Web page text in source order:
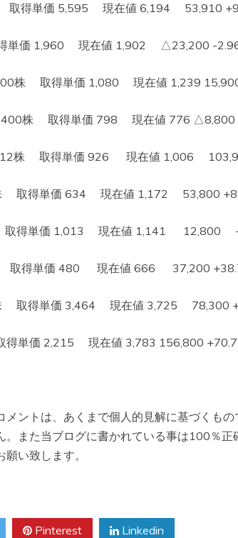
取得単価 5,595 現在値 6,194 53,910
得単価 1,960 現在値 1,902 △23,200 -
100株 取得単価 1,080 現在値 1,239
400株 取得単価 798 現在値 776 △8,800
912株 取得単価 926 現在値 1,006
取得単価 634 現在値 1,172 53,800
取得単価 1,013 現在値 1,141 12,800
取得単価 480 現在値 666 37,200
取得単価 3,464 現在値 3,725 78,300
単価 2,215 現在値 3,783 156,800
ントは、あくまで個人的見解に基づくも
また当ブログに書かれている事は100％正
い致します。
Pinterest Linkedin